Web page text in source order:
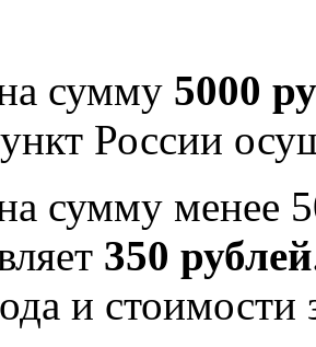
сумму 5000
России
сумму менее
350 рублей
и стоимости